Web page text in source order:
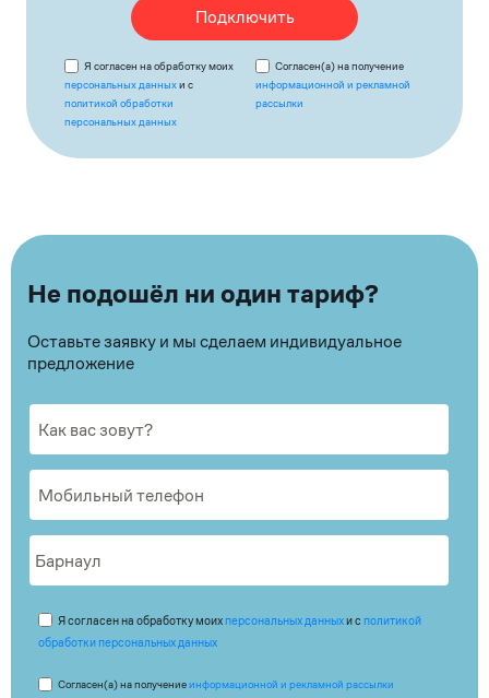
Подключить
Я согласен на обработку моих
персональных данныхи с
политикой обработки
персональных данных
Согласен(а) на получение
информационной и рекламной
рассылки
Не подошёл ни один тариф?
Оставьте заявку и мы сделаем индивидуальное
предложение
Я согласен на обработку моих персональных данныхи с политикой
обработки персональных данных
Согласен(а) на получениеинформационной и рекламной рассылки